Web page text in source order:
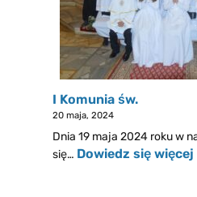
I Komunia św.
20 maja, 2024
Dnia 19 maja 2024 roku w
się… Dowiedz się więcej